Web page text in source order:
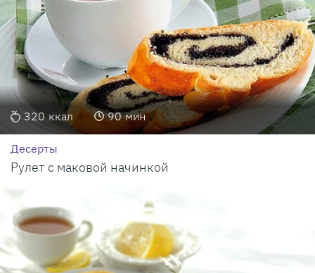
320 ккал 90 мин
Десерты
Рулет с маковой начинкой